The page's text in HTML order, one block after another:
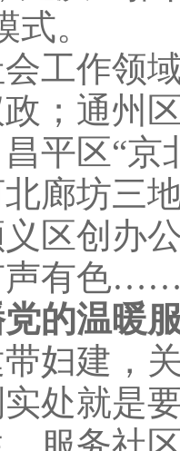
式。
作领域
；通州
平区“京
廊坊三
区创办
声有色
党的温暖
建，关
处就是